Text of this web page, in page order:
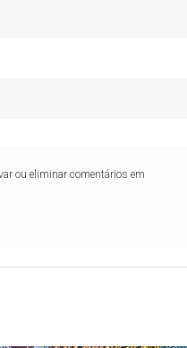
ou eliminar comentários em